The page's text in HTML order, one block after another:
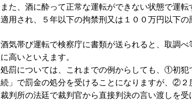
また、酒に酔って正常な運転ができない状態で運
適用され、５年以下の拘禁刑又は１００万円以下の
酒気帯び運転で検察庁に書類が送られると、取調
に高いといえます。
処罰については、これまでの例からしても、①初
続」で罰金の処分を受けることになりますが、②２
裁判所の法廷で裁判官から直接判決の言い渡しを受